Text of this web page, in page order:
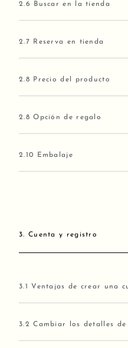
2.6 Buscar en la tienda
2.7 Reserva en tienda
2.8 Precio del producto
2.8 Opción de regalo
2.10 Embalaje
3. Cuenta y registro
3.1 Ventajas de crear una
3.2 Cambiar los detalles de